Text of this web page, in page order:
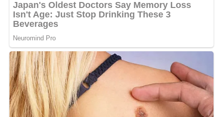
mit Kartoffelbrei gefüllte Pastete serviert.
Lob, Kritik, Fragen oder Anregungen zum Rezept?
Dann hinterlasse doch bitte einen Kommentar am
Ende dieser Seite & auch eine Bewertung!
Nach: Mudder Schulten in Karelien, Herausgeber: Bezirksvorstand
Neubrandenburg des Verbandes der Journalisten der DDR, 1985